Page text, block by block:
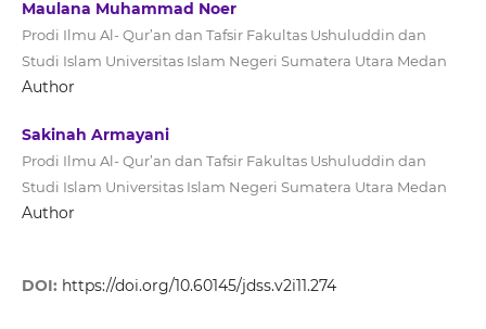
Maulana Muhammad Noer
Prodi Ilmu Al- Qur’an dan Tafsir Fakultas Ushuluddin dan
Studi Islam Universitas Islam Negeri Sumatera Utara Medan
Author
Sakinah Armayani
Prodi Ilmu Al- Qur’an dan Tafsir Fakultas Ushuluddin dan
Studi Islam Universitas Islam Negeri Sumatera Utara Medan
Author
DOI: https://doi.org/10.60145/jdss.v2i11.274